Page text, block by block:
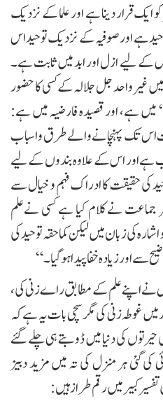
قرار دینا ہے اور علما کے نزدیک
ہے اور صوفیہ کے نزدیک توحیداس
لیے ازل اور ابد میں ثابت ہے۔
جل جلالہ کے کسی کا حضور
ہے، اور قصیدہ فارضیہ میں ہے:
اس تک پہنچانے والےطرق واسباب
ہے اور اس کے علاوہ بندوں کے لیے
کی حقیقت کا ادراک فہم و خیال سے
نے کلام کیا ہے کسی نےعلم
کی زبان میں لیکن کما حقہ توحید کی
سے اور زیادہ خفا پیدا ہو گیا۔“
اپنے علم کے مطابق راے زنی کی،
غوطہ زنی کی مگر سچی بات یہ ہے کہ
کی دنیا میں ڈوبتے ہی چلے گئے
گئی ہر منزل کی تہ میں مزید دبیز
کبیر میں رقم طراز ہیں: